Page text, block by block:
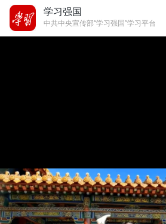
学习强国
中共中央宣传部“学习强国”学习平台